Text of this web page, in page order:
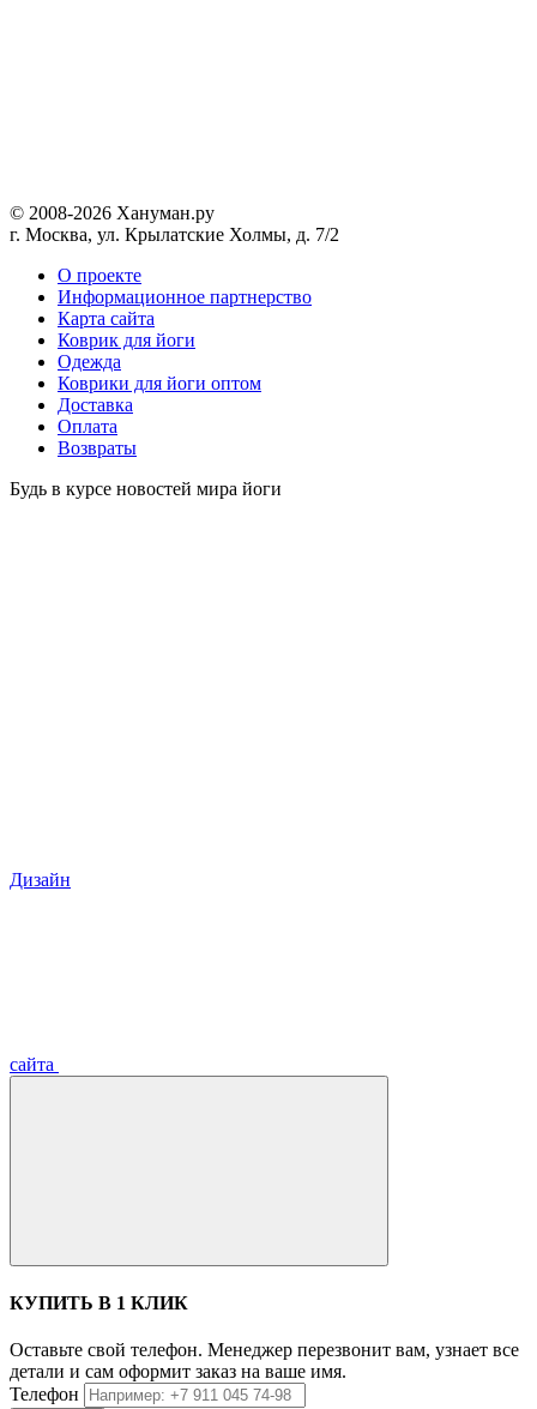
© 2008-2026 Хануман.ру
г. Москва, ул. Крылатские Холмы, д. 7/2
O проекте
Информационное партнерство
Карта сайта
Коврик для йоги
Одежда
Коврики для йоги оптом
Доставка
Оплата
Возвраты
Будь в курсе новостей мира йоги
Дизайн
сайта
КУПИТЬ В 1 КЛИК
Оставьте свой телефон. Менеджер перезвонит вам, узнает все
детали и сам оформит заказ на ваше имя.
Телефон